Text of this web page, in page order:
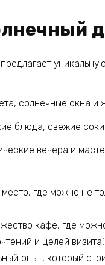
солнечные окна и
блюда, свежие соки
вечера и
где можно не
кафе, где
и целей
опыт, который